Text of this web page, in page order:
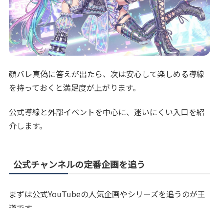
顔バレ真偽に答えが出たら、次は安心して楽しめる導線
を持っておくと満足度が上がります。
公式導線と外部イベントを中心に、迷いにくい入口を紹
介します。
公式チャンネルの定番企画を追う
まずは公式YouTubeの人気企画やシリーズを追うのが王